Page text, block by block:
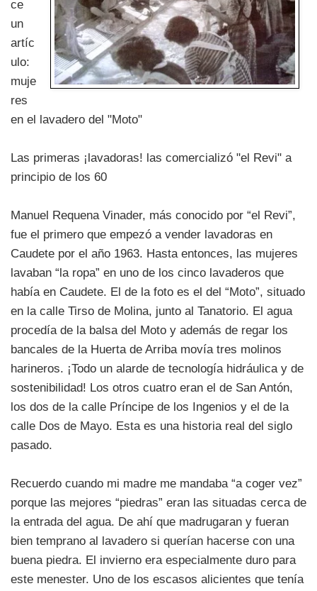
ce
un
artíc
ulo:
muje
res
en el lavadero del "Moto"
Las primeras ¡lavadoras! las comercializó "el Revi" a
principio de los 60
Manuel Requena Vinader, más conocido por “el Revi”,
fue el primero que empezó a vender lavadoras en
Caudete por el año 1963. Hasta entonces, las mujeres
lavaban “la ropa” en uno de los cinco lavaderos que
había en Caudete. El de la foto es el del “Moto”, situado
en la calle Tirso de Molina, junto al Tanatorio. El agua
procedía de la balsa del Moto y además de regar los
bancales de la Huerta de Arriba movía tres molinos
harineros. ¡Todo un alarde de tecnología hidráulica y de
sostenibilidad! Los otros cuatro eran el de San Antón,
los dos de la calle Príncipe de los Ingenios y el de la
calle Dos de Mayo. Esta es una historia real del siglo
pasado.
Recuerdo cuando mi madre me mandaba “a coger vez”
porque las mejores “piedras” eran las situadas cerca de
la entrada del agua. De ahí que madrugaran y fueran
bien temprano al lavadero si querían hacerse con una
buena piedra. El invierno era especialmente duro para
este menester. Uno de los escasos alicientes que tenía